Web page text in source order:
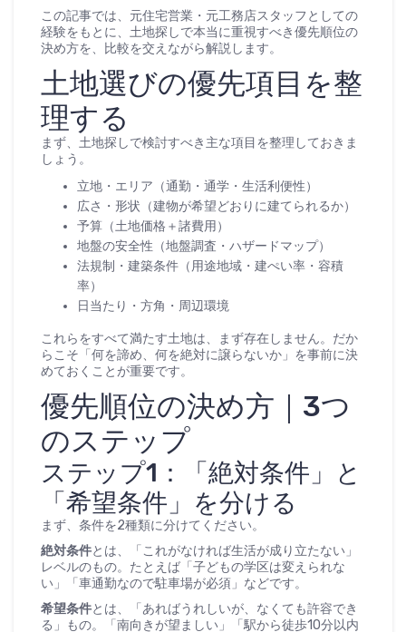
この記事では、元住宅営業・元工務店スタッフとしての
経験をもとに、土地探しで本当に重視すべき優先順位の
決め方を、比較を交えながら解説します。
土地選びの優先項目を整
理する
まず、土地探しで検討すべき主な項目を整理しておきま
しょう。
立地・エリア（通勤・通学・生活利便性）
広さ・形状（建物が希望どおりに建てられるか）
予算（土地価格＋諸費用）
地盤の安全性（地盤調査・ハザードマップ）
法規制・建築条件（用途地域・建ぺい率・容積
率）
日当たり・方角・周辺環境
これらをすべて満たす土地は、まず存在しません。だか
らこそ「何を諦め、何を絶対に譲らないか」を事前に決
めておくことが重要です。
優先順位の決め方｜3つ
のステップ
ステップ1：「絶対条件」と
「希望条件」を分ける
まず、条件を2種類に分けてください。
絶対条件とは、「これがなければ生活が成り立たない」
レベルのもの。たとえば「子どもの学区は変えられな
い」「車通勤なので駐車場が必須」などです。
希望条件とは、「あればうれしいが、なくても許容でき
る」もの。「南向きが望ましい」「駅から徒歩10分以内